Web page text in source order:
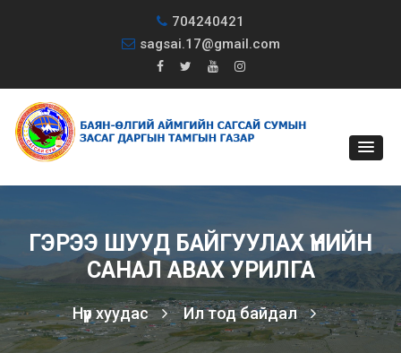
704240421
sagsai.17@gmail.com
ГЭРЭЭ ШУУД БАЙГУУЛАХ ҮНИЙН
САНАЛ АВАХ УРИЛГА
Нүүр хуудас Ил тод байдал